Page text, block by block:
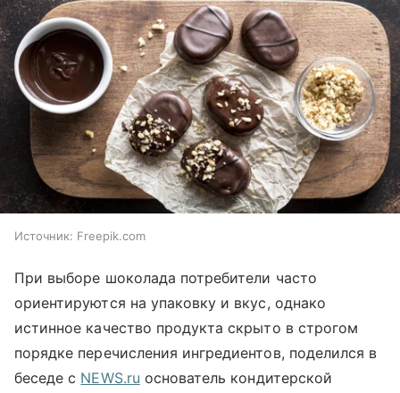
Источник: Freepik.com
При выборе шоколада потребители часто
ориентируются на упаковку и вкус, однако
истинное качество продукта скрыто в строгом
порядке перечисления ингредиентов, поделился в
беседе с NEWS.ru основатель кондитерской